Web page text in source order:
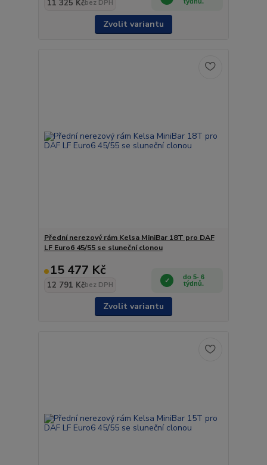
11 325 Kčbez DPH
Zvolit variantu
Přední nerezový rám Kelsa MiniBar 18T pro DAF
LF Euro6 45/55 se sluneční clonou
15 477 Kč
12 791 Kčbez DPH
do 5- 6
týdnů.
Zvolit variantu